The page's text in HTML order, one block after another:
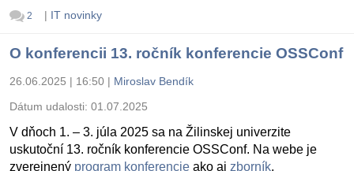
2 | IT novinky
O konferencii 13. ročník konferencie OSSConf
26.06.2025 | 16:50 | Miroslav Bendík
Dátum udalosti: 01.07.2025
V dňoch 1. – 3. júla 2025 sa na Žilinskej univerzite
uskutoční 13. ročník konferencie OSSConf. Na webe je
zverejnený program konferencie ako aj zborník.